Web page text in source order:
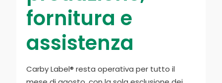
fornitura e
assistenza
Carby Label® resta operativa per tutto il